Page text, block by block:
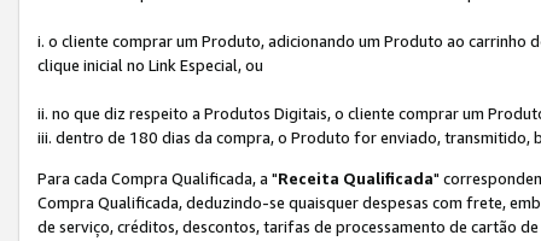
i. o cliente comprar um Produto, adicionando um Produto ao
clique inicial no Link Especial, ou
ii. no que diz respeito a Produtos Digitais, o cliente comprar um
iii. dentro de 180 dias da compra, o Produto for enviado, transmitido,
Para cada Compra Qualificada, a "Receita Qualificada"
Compra Qualificada, deduzindo-se quaisquer despesas com frete,
de serviço, créditos, descontos, tarifas de processamento de cartão